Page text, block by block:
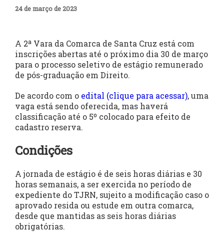
24 de março de 2023
A 2ª Vara da Comarca de Santa Cruz está com
inscrições abertas até o próximo dia 30 de março
para o processo seletivo de estágio remunerado
de pós-graduação em Direito.
De acordo com o edital (clique para acessar), uma
vaga está sendo oferecida, mas haverá
classificação até o 5º colocado para efeito de
cadastro reserva.
Condições
A jornada de estágio é de seis horas diárias e 30
horas semanais, a ser exercida no período de
expediente do TJRN, sujeito a modificação caso o
aprovado resida ou estude em outra comarca,
desde que mantidas as seis horas diárias
obrigatórias.